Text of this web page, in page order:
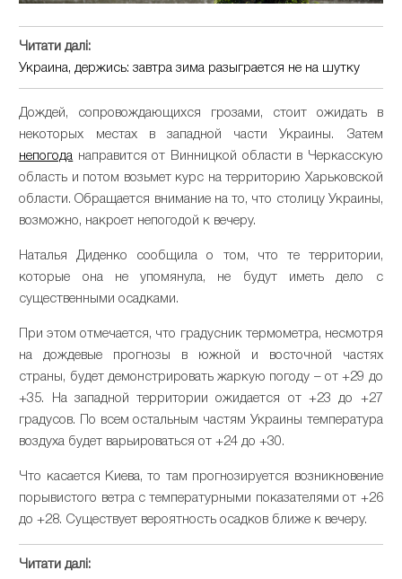
Читати далі:
Украина, держись: завтра зима разыграется не на шутку
Дождей, сопровождающихся грозами, стоит ожидать в
некоторых местах в западной части Украины. Затем
непогода направится от Винницкой области в Черкасскую
область и потом возьмет курс на территорию Харьковской
области. Обращается внимание на то, что столицу Украины,
возможно, накроет непогодой к вечеру.
Наталья Диденко сообщила о том, что те территории,
которые она не упомянула, не будут иметь дело с
существенными осадками.
При этом отмечается, что градусник термометра, несмотря
на дождевые прогнозы в южной и восточной частях
страны, будет демонстрировать жаркую погоду – от +29 до
+35. На западной территории ожидается от +23 до +27
градусов. По всем остальным частям Украины температура
воздуха будет варьироваться от +24 до +30.
Что касается Киева, то там прогнозируется возникновение
порывистого ветра с температурными показателями от +26
до +28. Существует вероятность осадков ближе к вечеру.
Читати далі: